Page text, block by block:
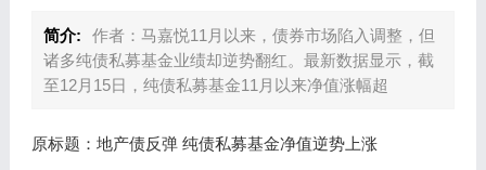
简介:
作者：马嘉悦11月以来，债券市场陷入调整，但
诸多纯债私募基金业绩却逆势翻红。最新数据显示，截
至12月15日，纯债私募基金11月以来净值涨幅超
原标题：地产债反弹 纯债私募基金净值逆势上涨